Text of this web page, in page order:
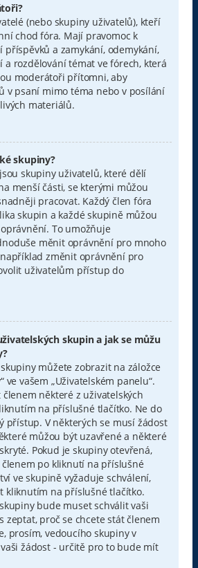
(nebo skupiny uživatelů), kteří
chod fóra. Mají pravomoc k
příspěvků a zamykání, odemykání,
a rozdělování témat ve fórech, která
moderátoři přítomni, aby
v psaní mimo téma nebo v posílání
materiálů.
skupiny?
skupiny uživatelů, které dělí
menší části, se kterými můžou
pracovat. Každý člen fóra
skupin a každé skupině můžou
To umožňuje
měnit oprávnění pro mnoho
změnit oprávnění pro
uživatelům přístup do
skupin a jak se můžu
můžete zobrazit na záložce
ve vašem „Uživatelském panelu“.
členem některé z uživatelských
na příslušné tlačítko. Ne do
přístup. V některých se musí žádost
můžou být uzavřené a některé
Pokud je skupiny otevřená,
po kliknutí na příslušné
ve skupině vyžaduje schválení,
kliknutím na příslušné tlačítko.
bude muset schválit vaši
zeptat, proč se chcete stát členem
prosím, vedoucího skupiny v
žádost - určitě pro to bude mít